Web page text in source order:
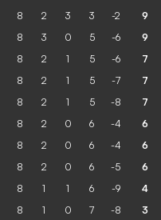
8 2 3 3 -2 9
8 3 0 5 -6 9
8 2 1 5 -6 7
8 2 1 5 -7 7
8 2 1 5 -8 7
8 2 0 6 -4 6
8 2 0 6 -4 6
8 2 0 6 -5 6
8 1 1 6 -9 4
8 1 0 7 -8 3